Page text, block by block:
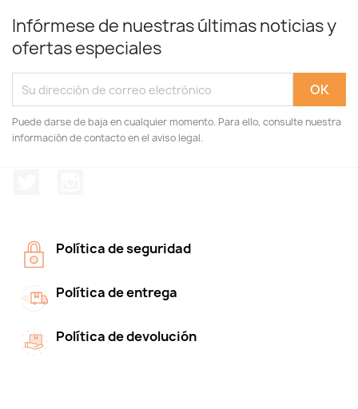
Infórmese de nuestras últimas noticias y
ofertas especiales
Puede darse de baja en cualquier momento. Para ello, consulte nuestra
información de contacto en el aviso legal.
Política de seguridad
Política de entrega
Política de devolución